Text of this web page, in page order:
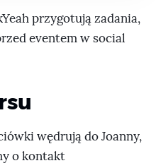
przygotują zadania,
eventem w social
wędrują do Joanny,
o kontakt